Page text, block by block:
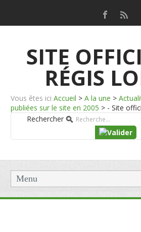
SITE
RÉGIS
Vous êtes ici Accueil > A la une >
publiées sur le site en 2005 > - Site
Rechercher
Menu